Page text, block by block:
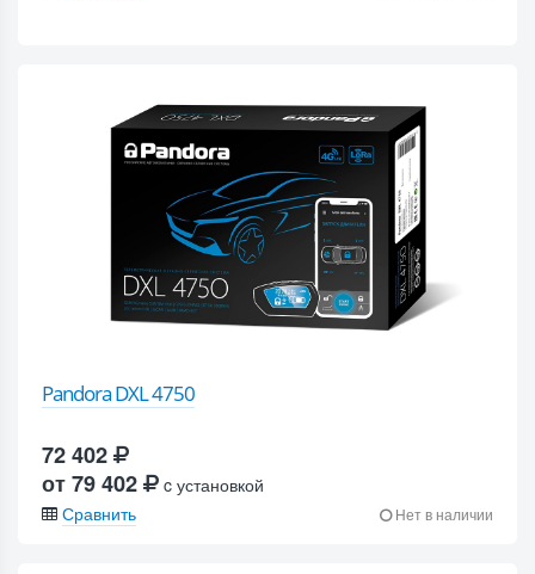
Pandora DXL 4750
72 402
от 79 402
c установкой
Сравнить
Нет в наличии